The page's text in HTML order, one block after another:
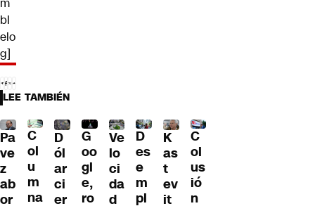
bl
elo
g]
LEE TAMBIÉN
Pa
ve
z
ab
or
C
ol
u
m
na
D
ól
ar
ci
er
G
oo
gl
e,
ro
Ve
lo
ci
da
d
D
es
e
m
pl
K
as
t
ev
it
C
ol
us
ió
n